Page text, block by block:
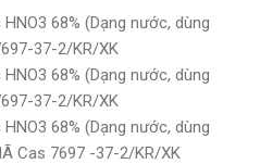
68% (Dạng nước, dùng
37-2/KR/XK
68% (Dạng nước, dùng
37-2/KR/XK
68% (Dạng nước, dùng
Cas 7697 -37-2/KR/XK